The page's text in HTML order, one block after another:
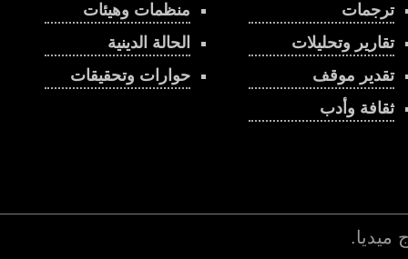
منظمات وهيئات
الحالة الدينية
حوارات وتحقيقات
ترجمات
تقارير وتحليلات
تقدير موقف
ثقافة وأدب
ميديا.